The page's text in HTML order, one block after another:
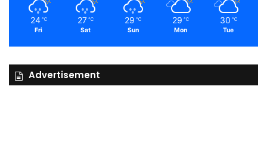
24 ℃
Fri
27 ℃
Sat
29 ℃
Sun
29 ℃
Mon
30 ℃
Tue
Advertisement